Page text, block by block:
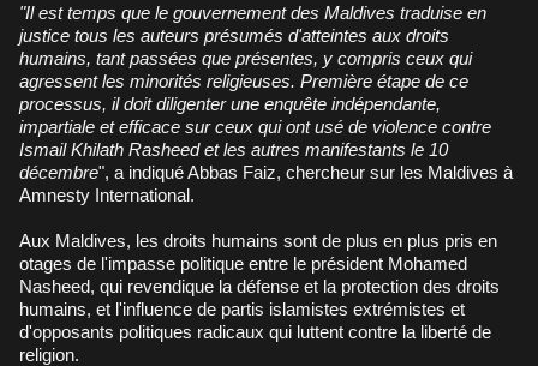
"Il est temps que le gouvernement des Maldives traduise en
justice tous les auteurs présumés d'atteintes aux droits
humains, tant passées que présentes, y compris ceux qui
agressent les minorités religieuses. Première étape de ce
processus, il doit diligenter une enquête indépendante,
impartiale et efficace sur ceux qui ont usé de violence contre
Ismail Khilath Rasheed et les autres manifestants le 10
décembre", a indiqué Abbas Faiz, chercheur sur les Maldives à
Amnesty International.
Aux Maldives, les droits humains sont de plus en plus pris en
otages de l'impasse politique entre le président Mohamed
Nasheed, qui revendique la défense et la protection des droits
humains, et l'influence de partis islamistes extrémistes et
d'opposants politiques radicaux qui luttent contre la liberté de
religion.